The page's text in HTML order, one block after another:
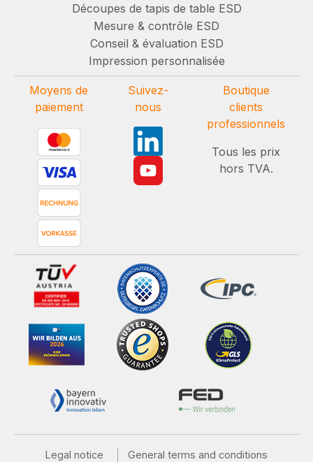
Découpes de tapis de table ESD
Mesure & contrôle ESD
Conseil & évaluation ESD
Impression personnalisée
Moyens de
paiement
Suivez-
nous
Boutique
clients
professionnels
Tous les prix
hors TVA.
Legal notice
General terms and conditions